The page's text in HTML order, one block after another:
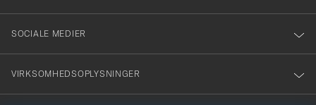
SOCIALE MEDIER
VIRKSOMHEDSOPLYSNINGER